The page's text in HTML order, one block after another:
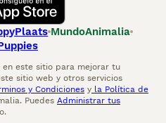
MundoAnimalia
en este sitio para mejorar tu
sitio web y otros servicios
y Condiciones y la Política de
Puedes Administrar tus